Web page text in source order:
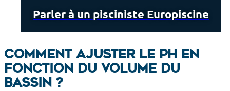
Parler à un pisciniste Europiscine
Comment ajuster le pH en
fonction du volume du
bassin ?